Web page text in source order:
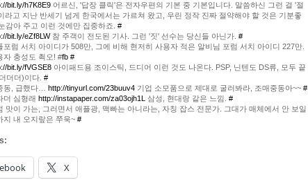
bit.ly/h7K8E9 어르신, '답장 클릭'은 전자우편의 기본 중 기본입니다. 말씀하신 그런 걸 '절
라고 지난 반세기 넘게 한국에서는 가르쳐 왔고, 우린 정작 진짜 절약해야 할 것은 기분좋
감아 주고 이런 것에만 집중하죠. #
bit.ly/eZf8LW참 주객이 전도된 기사. 그런 '짓' 선수는 당신들 아닌가. #
포럼 서치 아이디가 508만, 그에 비해 현저히 사용자 적은 알비님 포럼 서치 아이디 227만.
자 충성도 쵝오! #fb #
bit.ly/fVGSE8 아이패드용 조이스틱, 드디어 이런 것도 나온다. PSP, 닌텐도 DS류, 모두 끝
더더)이다. #
동, 급했다… http://tinyurl.com/23buuv4 기업 소모품으로 제대로 굴러봐라, 조매중동아~~ #
더 심형래 http://instapaper.com/za03ojh1L 삼성, 현대랑 같은 느낌. #
맛이 가는, 그러면서 애플광, 맥빠는 아니라는, 자칭 잡스 전문가. 그대가 매체에서 안 보일
지 내 오지랖은 쭈욱~ #
X